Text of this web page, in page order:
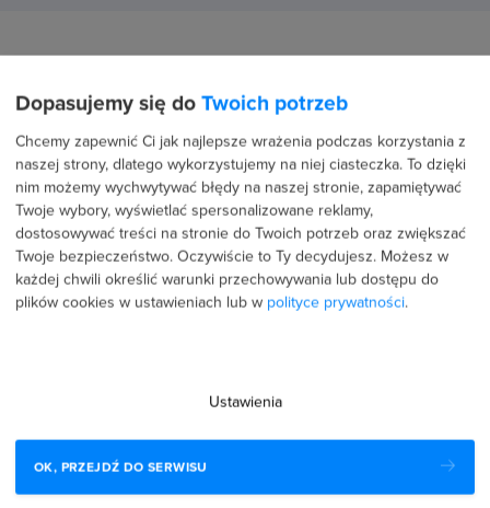
Zdobywaj nowe osiągnięcia i buduj swój profil.
Rywalizuj z innymi o najlepszy wynik.
Dopasujemy się do Twoich potrzeb
Chcemy zapewnić Ci jak najlepsze wrażenia podczas korzystania z
naszej strony, dlatego wykorzystujemy na niej ciasteczka. To dzięki
nim możemy wychwytywać błędy na naszej stronie, zapamiętywać
Twoje wybory, wyświetlać spersonalizowane reklamy,
dostosowywać treści na stronie do Twoich potrzeb oraz zwiększać
Twoje bezpieczeństwo. Oczywiście to Ty decydujesz. Możesz w
każdej chwili określić warunki przechowywania lub dostępu do
plików cookies w ustawieniach lub w polityce prywatności.
Ustawienia
OK, PRZEJDŹ DO SERWISU